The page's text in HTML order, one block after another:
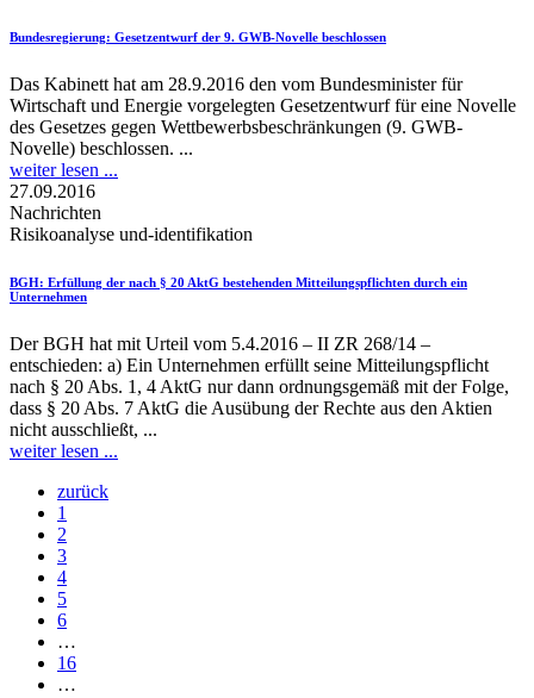
Bundesregierung: Gesetzentwurf der 9. GWB-Novelle beschlossen
Das Kabinett hat am 28.9.2016 den vom Bundesminister für
Wirtschaft und Energie vorgelegten Gesetzentwurf für eine Novelle
des Gesetzes gegen Wettbewerbsbeschränkungen (9. GWB-
Novelle) beschlossen. ...
weiter lesen ...
27.09.2016
Nachrichten
Risikoanalyse und-identifikation
BGH: Erfüllung der nach § 20 AktG bestehenden Mitteilungspflichten durch ein
Unternehmen
Der BGH hat mit Urteil vom 5.4.2016 – II ZR 268/14 –
entschieden: a) Ein Unternehmen erfüllt seine Mitteilungspflicht
nach § 20 Abs. 1, 4 AktG nur dann ordnungsgemäß mit der Folge,
dass § 20 Abs. 7 AktG die Ausübung der Rechte aus den Aktien
nicht ausschließt, ...
weiter lesen ...
zurück
1
2
3
4
5
6
…
16
…